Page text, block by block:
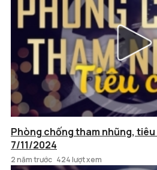
Phòng chống tham nhũng,
7/11/2024
2 năm trước 424 lượt xem